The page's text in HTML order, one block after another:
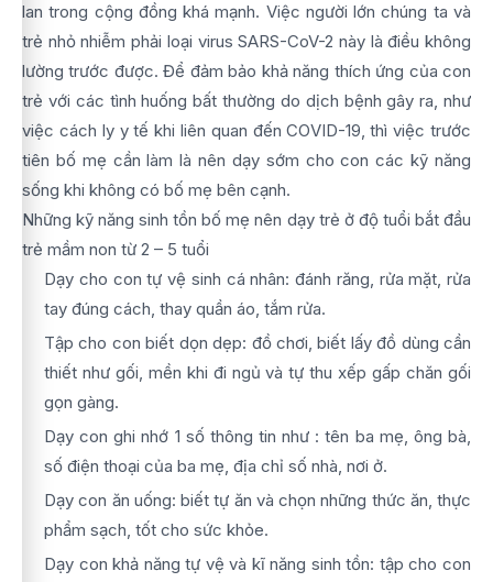
lan trong cộng đồng khá mạnh. Việc người lớn chúng ta và
trẻ nhỏ nhiễm phải loại virus SARS-CoV-2 này là điều không
lường trước được. Để đảm bảo khả năng thích ứng của con
trẻ với các tình huống bất thường do dịch bệnh gây ra, như
việc cách ly y tế khi liên quan đến COVID-19, thì việc trước
tiên bố mẹ cần làm là nên dạy sớm cho con các kỹ năng
sống khi không có bố mẹ bên cạnh.
Những kỹ năng sinh tồn bố mẹ nên dạy trẻ ở độ tuổi bắt đầu
trẻ mầm non từ 2 – 5 tuổi
Dạy cho con tự vệ sinh cá nhân: đánh răng, rửa mặt, rửa
tay đúng cách, thay quần áo, tắm rửa.
Tập cho con biết dọn dẹp: đồ chơi, biết lấy đồ dùng cần
thiết như gối, mền khi đi ngủ và tự thu xếp gấp chăn gối
gọn gàng.
Dạy con ghi nhớ 1 số thông tin như : tên ba mẹ, ông bà,
số điện thoại của ba mẹ, địa chỉ số nhà, nơi ở.
Dạy con ăn uống: biết tự ăn và chọn những thức ăn, thực
phẩm sạch, tốt cho sức khỏe.
Dạy con khả năng tự vệ và kĩ năng sinh tồn: tập cho con